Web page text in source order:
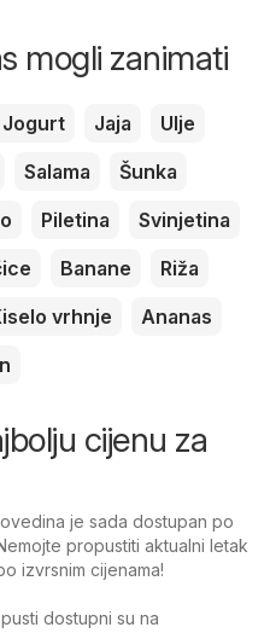
mogli zanimati
Jogurt Jaja
Ulje
Salama
Šunka
Piletina
Svinjetina
Banane
Riža
vrhnje
Ananas
cijenu za
je sada dostupan po
propustiti aktualni letak
izvrsnim cijenama!
dostupni su na